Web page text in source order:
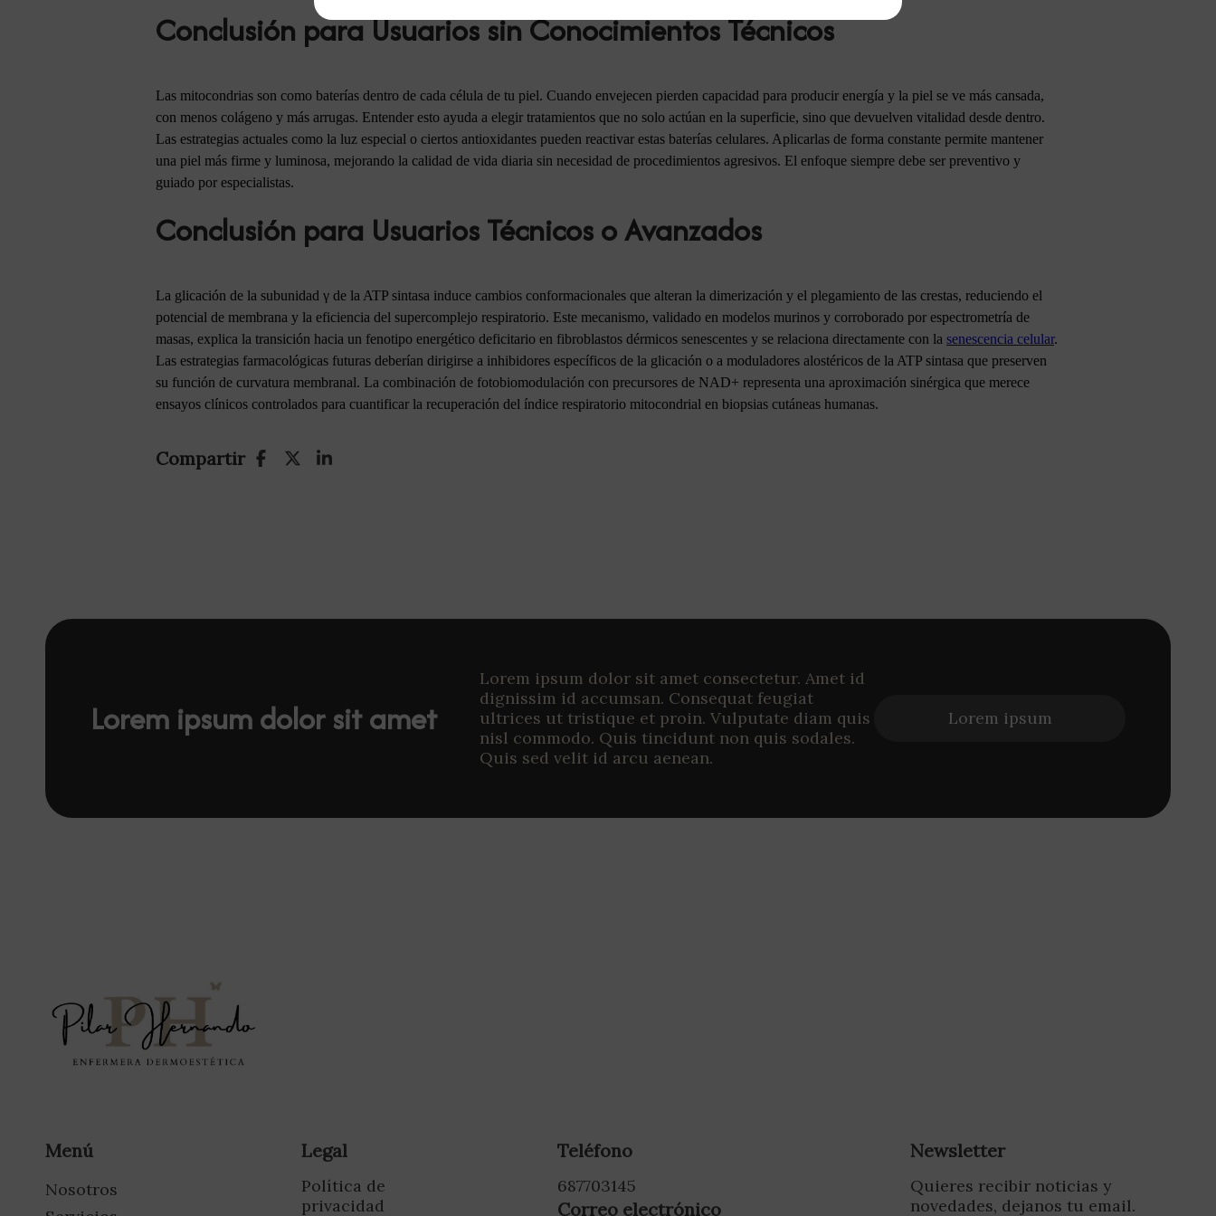
Conclusión para Usuarios sin Conocimientos Técnicos
Las mitocondrias son como baterías dentro de cada célula de tu piel. Cuando envejecen pierden capacidad para producir energía y la piel se ve más cansada,
con menos colágeno y más arrugas. Entender esto ayuda a elegir tratamientos que no solo actúan en la superficie, sino que devuelven vitalidad desde dentro.
Las estrategias actuales como la luz especial o ciertos antioxidantes pueden reactivar estas baterías celulares. Aplicarlas de forma constante permite mantener
una piel más firme y luminosa, mejorando la calidad de vida diaria sin necesidad de procedimientos agresivos. El enfoque siempre debe ser preventivo y
guiado por especialistas.
Conclusión para Usuarios Técnicos o Avanzados
La glicación de la subunidad γ de la ATP sintasa induce cambios conformacionales que alteran la dimerización y el plegamiento de las crestas, reduciendo el
potencial de membrana y la eficiencia del supercomplejo respiratorio. Este mecanismo, validado en modelos murinos y corroborado por espectrometría de
masas, explica la transición hacia un fenotipo energético deficitario en fibroblastos dérmicos senescentes y se relaciona directamente con la senescencia celular.
Las estrategias farmacológicas futuras deberían dirigirse a inhibidores específicos de la glicación o a moduladores alostéricos de la ATP sintasa que preserven
su función de curvatura membranal. La combinación de fotobiomodulación con precursores de NAD+ representa una aproximación sinérgica que merece
ensayos clínicos controlados para cuantificar la recuperación del índice respiratorio mitocondrial en biopsias cutáneas humanas.
Compartir
Lorem ipsum dolor sit amet
Lorem ipsum dolor sit amet consectetur. Amet id
dignissim id accumsan. Consequat feugiat
ultrices ut tristique et proin. Vulputate diam quis
nisl commodo. Quis tincidunt non quis sodales.
Quis sed velit id arcu aenean.
Lorem ipsum
Menú
Nosotros
Legal
Política de
privacidad
Teléfono
687703145
Correo electrónico
Newsletter
Quieres recibir noticias y
novedades, dejanos tu email.